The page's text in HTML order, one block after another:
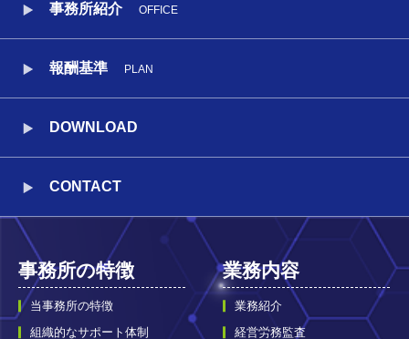
事務所紹介 OFFICE
報酬基準 PLAN
DOWNLOAD
CONTACT
事務所の特徴
当事務所の特徴
組織的なサポート体制
業務内容
業務紹介
経営労務監査